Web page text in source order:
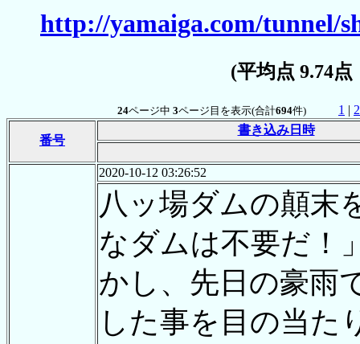
http://yamaiga.com/tunnel/
(平均点 9.74
24ページ中 3ページ目を表示(合計694件) 1 | 2
番号
書き込み日時
2020-10-12 03:26:52
八ッ場ダムの顛末
なダムは不要だ！
かし、先日の豪雨
した事を目の当た